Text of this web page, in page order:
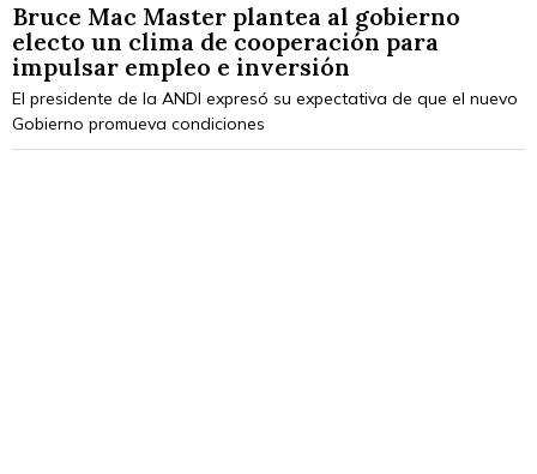
Bruce Mac Master plantea al gobierno
electo un clima de cooperación para
impulsar empleo e inversión
El presidente de la ANDI expresó su expectativa de que el nuevo
Gobierno promueva condiciones